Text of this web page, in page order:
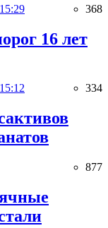
368
16 лет
334
877